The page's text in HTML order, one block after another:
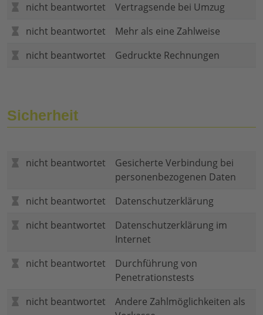
nicht beantwortet
Vertragsende bei Umzug
nicht beantwortet
Mehr als eine Zahlweise
nicht beantwortet
Gedruckte Rechnungen
Sicherheit
nicht beantwortet
Gesicherte Verbindung bei
personenbezogenen Daten
nicht beantwortet
Datenschutzerklärung
nicht beantwortet
Datenschutzerklärung im
Internet
nicht beantwortet
Durchführung von
Penetrationstests
nicht beantwortet
Andere Zahlmöglichkeiten als